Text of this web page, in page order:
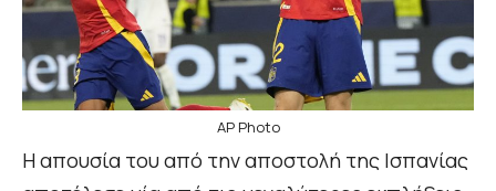
AP Photo
Η απουσία του από την αποστολή της Ισπανίας